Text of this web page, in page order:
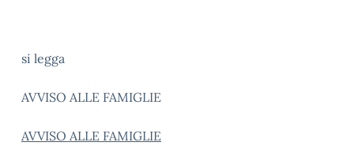
si legga
AVVISO ALLE FAMIGLIE
AVVISO ALLE FAMIGLIE